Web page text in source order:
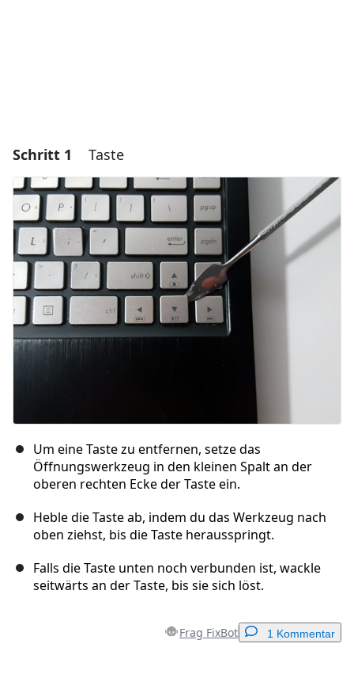
Schritt 1 Taste
Um eine Taste zu entfernen, setze das
Öffnungswerkzeug in den kleinen Spalt an der
oberen rechten Ecke der Taste ein.
Heble die Taste ab, indem du das Werkzeug nach
oben ziehst, bis die Taste herausspringt.
Falls die Taste unten noch verbunden ist, wackle
seitwärts an der Taste, bis sie sich löst.
Frag FixBot 1 Kommentar